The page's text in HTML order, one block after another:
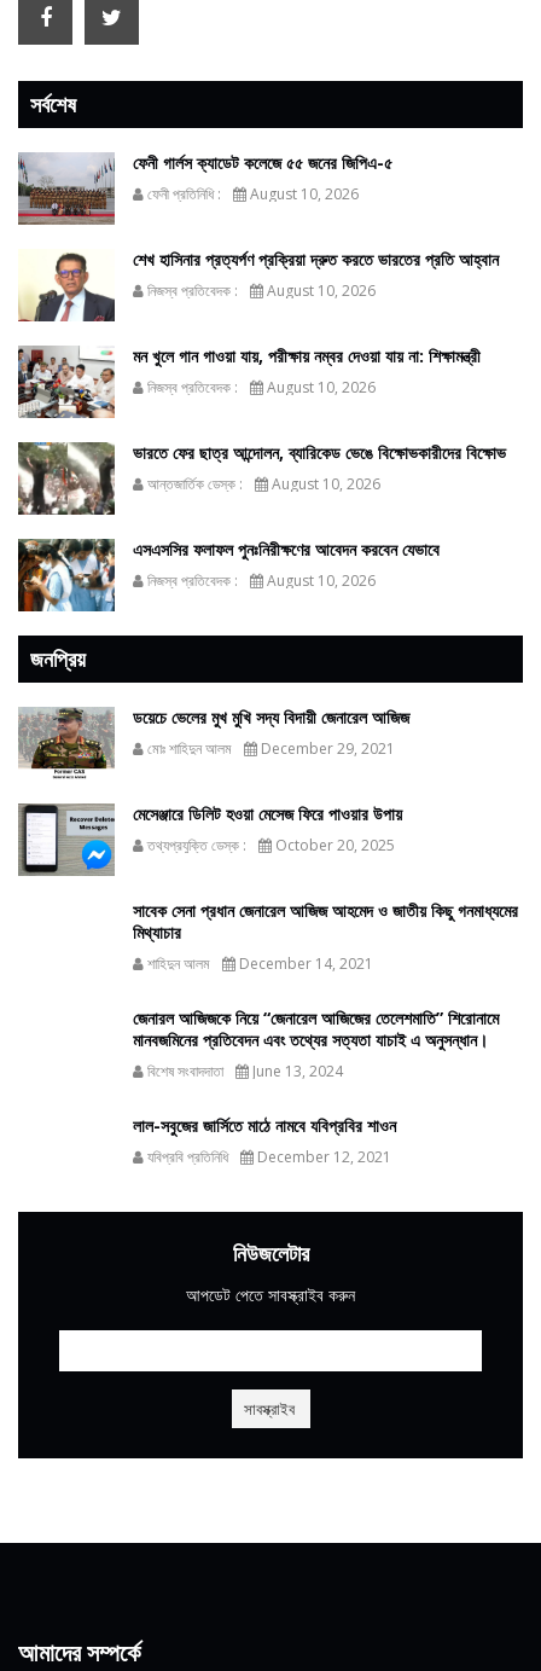
সর্বশেষ
ফেনী গার্লস ক্যাডেট কলেজে ৫৫ জনের জিপিএ-৫
ফেনী প্রতিনিধি : August 10, 2026
শেখ হাসিনার প্রত্যর্পণ প্রক্রিয়া দ্রুত করতে ভারতের প্রতি আহ্বান
নিজস্ব প্রতিবেদক : August 10, 2026
মন খুলে গান গাওয়া যায়, পরীক্ষায় নম্বর দেওয়া যায় না: শিক্ষামন্ত্রী
নিজস্ব প্রতিবেদক : August 10, 2026
ভারতে ফের ছাত্র আন্দোলন, ব্যারিকেড ভেঙে বিক্ষোভকারীদের বিক্ষোভ
আন্তজার্তিক ডেস্ক : August 10, 2026
এসএসসির ফলাফল পুনঃনিরীক্ষণের আবেদন করবেন যেভাবে
নিজস্ব প্রতিবেদক : August 10, 2026
জনপ্রিয়
ডয়েচে ভেলের মুখ মুখি সদ্য বিদায়ী জেনারেল আজিজ
মোঃ শাহিদুন আলম December 29, 2021
মেসেঞ্জারে ডিলিট হওয়া মেসেজ ফিরে পাওয়ার উপায়
তথ্যপ্রযুক্তি ডেস্ক : October 20, 2025
সাবেক সেনা প্রধান জেনারেল আজিজ আহমেদ ও জাতীয় কিছু গনমাধ্যমের
মিথ্যাচার
শাহিদুন আলম December 14, 2021
জেনারল আজিজকে নিয়ে “জেনারেল আজিজের তেলেশমাতি” শিরোনামে
মানবজমিনের প্রতিবেদন এবং তথ্যের সত্যতা যাচাই এ অনুসন্ধান।
বিশেষ সংবাদদাতা June 13, 2024
লাল-সবুজের জার্সিতে মাঠে নামবে যবিপ্রবির শাওন
যবিপ্রবি প্রতিনিধি December 12, 2021
নিউজলেটার
আপডেট পেতে সাবস্ক্রাইব করুন
আমাদের সম্পর্কে